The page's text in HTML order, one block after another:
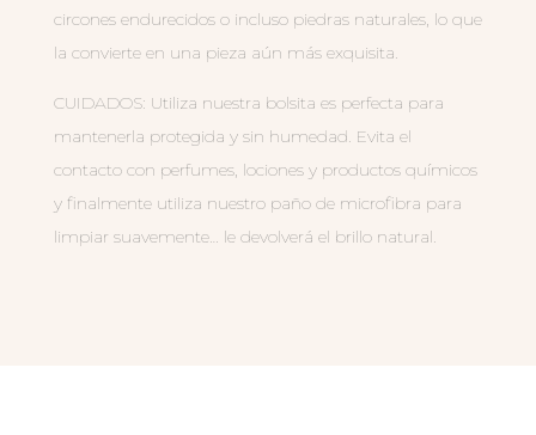
circones endurecidos o incluso piedras naturales, lo que
la convierte en una pieza aún más exquisita.
CUIDADOS: Utiliza nuestra bolsita es perfecta para
mantenerla protegida y sin humedad. Evita el
contacto con perfumes, lociones y productos químicos
y finalmente utiliza nuestro paño de microfibra para
limpiar suavemente… le devolverá el brillo natural.